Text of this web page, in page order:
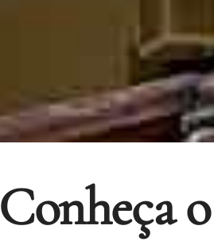
Conheça